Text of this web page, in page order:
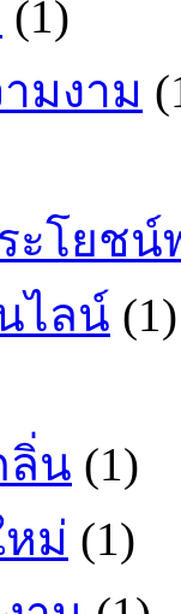
(1)
มงาม
ะโยชน์
ไลน์ (1)
ลิ่น (1)
หม่ (1)